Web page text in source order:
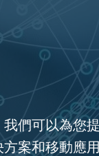
們可以為您
案和移動應